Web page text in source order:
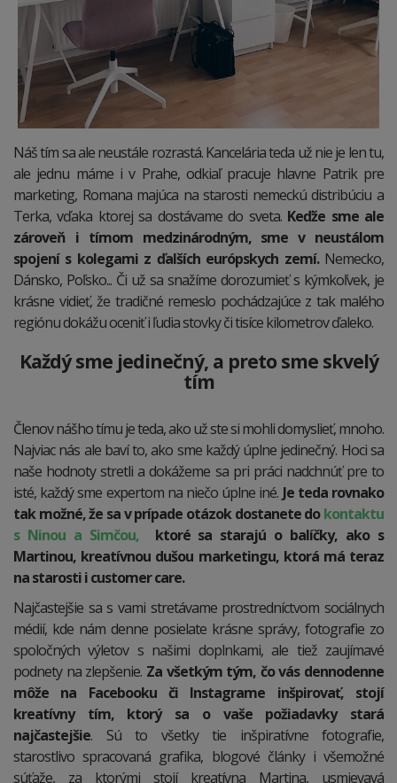
Náš tím sa ale neustále rozrastá. Kancelária teda už nie je len tu,
ale jednu máme i v Prahe, odkiaľ pracuje hlavne Patrik pre
marketing, Romana majúca na starosti nemeckú distribúciu a
Terka, vďaka ktorej sa dostávame do sveta. Keďže sme ale
zároveň i tímom medzinárodným, sme v neustálom
spojení s kolegami z ďalších európskych zemí.Nemecko,
Dánsko, Poľsko... Či už sa snažíme dorozumieť s kýmkoľvek, je
krásne vidieť, že tradičné remeslo pochádzajúce z tak malého
regiónu dokážu oceniť i ľudia stovky či tisíce kilometrov ďaleko.
Každý sme jedinečný, a preto sme skvelý
tím
Členov nášho tímu je teda, ako už ste si mohli domyslieť, mnoho.
Najviac nás ale baví to, ako sme každý úplne jedinečný. Hoci sa
naše hodnoty stretli a dokážeme sa pri práci nadchnúť pre to
isté, každý sme expertom na niečo úplne iné. Je teda rovnako
tak možné, že sa v prípade otázok dostanete dokontaktu
s Ninou a Simčou,ktoré sa starajú o balíčky, ako s
Martinou, kreatívnou dušou marketingu, ktorá má teraz
na starosti i customer care.
Najčastejšie sa s vami stretávame prostredníctvom sociálnych
médií, kde nám denne posielate krásne správy, fotografie zo
spoločných výletov s našimi doplnkami, ale tiež zaujímavé
podnety na zlepšenie. Za všetkým tým, čo vás dennodenne
môže na Facebooku či Instagrame inšpirovať, stojí
kreatívny tím, ktorý sa o vaše požiadavky stará
najčastejšie. Sú to všetky tie inšpiratívne fotografie,
starostlivo spracovaná grafika, blogové články i všemožné
súťaže, za ktorými stojí kreatívna Martina, usmievavá